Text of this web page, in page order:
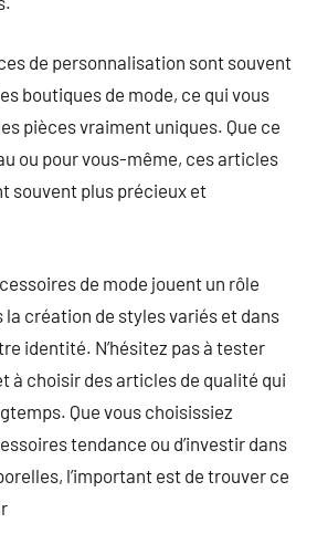
de personnalisation sont souvent
boutiques de mode, ce qui vous
pièces vraiment uniques. Que ce
ou pour vous-même, ces articles
souvent plus précieux et
de mode jouent un rôle
création de styles variés et dans
identité. N’hésitez pas à tester
à choisir des articles de qualité qui
Que vous choisissiez
tendance ou d’investir dans
l’important est de trouver ce